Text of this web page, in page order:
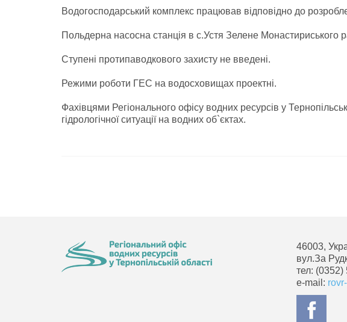
Водогосподарський комплекс працював відповідно до
Польдерна насосна станція в с.Устя Зелене Монастириського
Ступені протипаводкового захисту не введені.
Режими роботи ГЕС на водосховищах проектні.
Фахівцями Регіонального офісу водних ресурсів у
гідрологічної ситуації на водних об`єктах.
46003,
вул.За
тел: (0352)
e-mail: